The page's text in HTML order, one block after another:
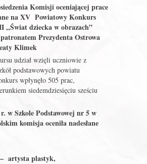
Komisji oceniającej prace
na XV Powiatowy Konkurs
,,Świat dziecka w obrazach”
Prezydenta Ostrowa
Klimek
udział wzięli uczniowie z
podstawowych powiatu
wpłynęło 505 prac,
siedemdziesięciu sześciu
w Szkole Podstawowej nr 5 w
komisja oceniła nadesłane
artysta plastyk,